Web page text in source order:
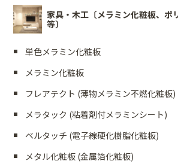
家具・木工〔メラミン化粧板、ポ
等〕
単色メラミン化粧板
メラミン化粧板
フレアテクト (薄物メラミン不燃化粧板)
メラタック (粘着剤付メラミンシート)
ベルタッチ (電子線硬化樹脂化粧板)
メタル化粧板 (金属箔化粧板)